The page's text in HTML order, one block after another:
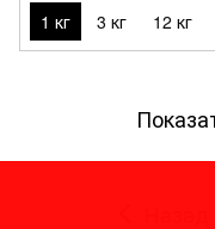
1 кг 3 кг 12 кг